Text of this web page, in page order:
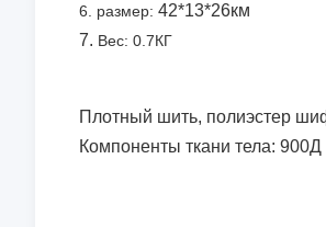
6. размер: 42*13*26км
7. Вес: 0.7КГ
Плотный шить, полиэстер
Компоненты ткани тела: